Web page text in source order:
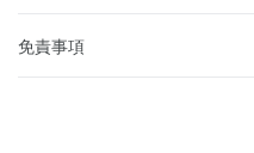
免責事項